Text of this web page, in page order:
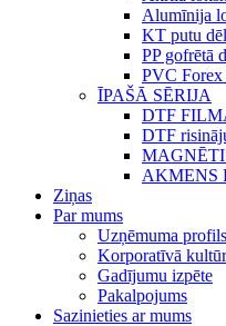
Alumīnija
KT putu
PP gofrētā
PVC Forex
ĪPAŠĀ SĒRIJA
DTF
DTF
AKMENS
Ziņas
Par mums
Uzņēmuma profils
Korporatīvā
Gadījumu izpēte
Pakalpojums
Sazinieties ar mums